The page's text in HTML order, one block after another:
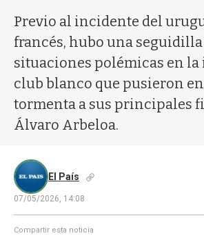
Previo al incidente del
francés, hubo una seguidilla
situaciones polémicas en
club blanco que pusieron
tormenta a sus principales
Álvaro Arbeloa.
El País
07/05/2026, 14:08
Compartir esta noticia